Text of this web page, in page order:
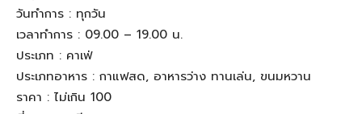
วันทำการ : ทุกวัน
เวลาทำการ : 09.00 – 19.00 น.
ประเภท : คาเฟ่
ประเภทอาหาร : กาแฟสด, อาหารว่าง ทานเล่น, ขนมหวาน
ราคา : ไม่เกิน 100